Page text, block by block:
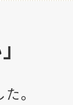
。